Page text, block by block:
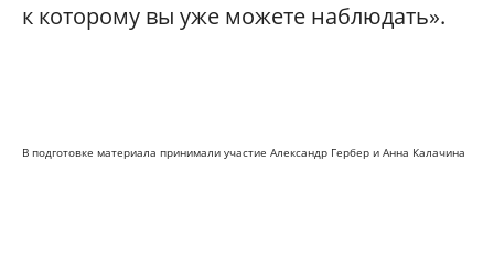
к которому вы уже можете наблюдать».
В подготовке материала принимали участие Александр Гербер и Анна Калачина